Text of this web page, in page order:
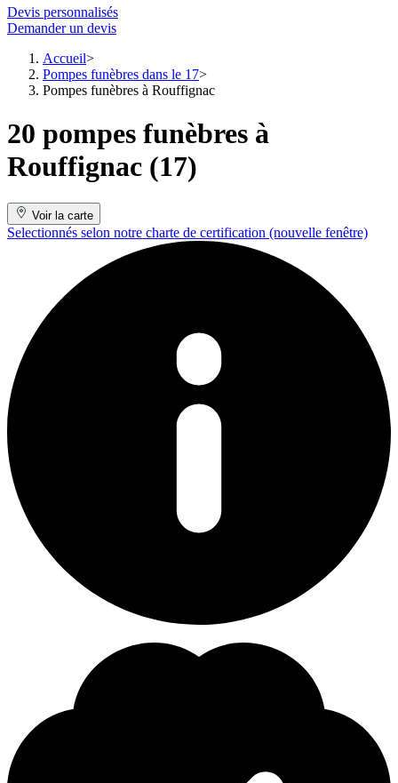
Devis personnalisés
Demander un devis
Accueil
Pompes funèbres dans le 17
Pompes funèbres à Rouffignac
20 pompes funèbres à
Rouffignac (17)
Voir la carte
Selectionnés selon notre charte de certification (nouvelle fenêtre)